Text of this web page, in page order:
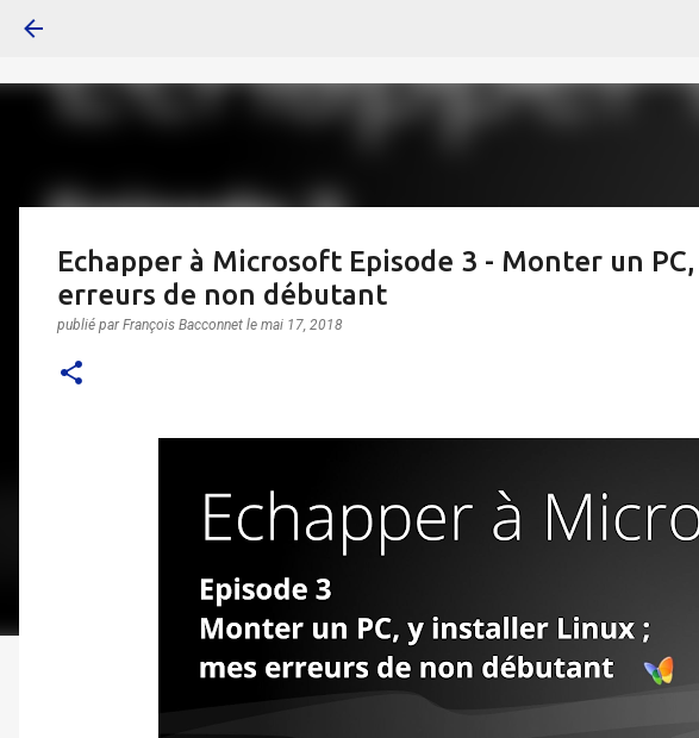
Echapper à Microsoft Episode 3 - Monter un
erreurs de non débutant
publié parFrançois Bacconnet le mai 17, 2018